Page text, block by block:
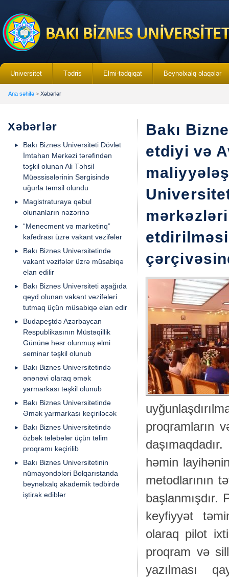
Universitet Tədris Elmi-tədqiqat Beynəlxalq əlaqələr
Ana səhifə > Xəbərlər
Xəbərlər
Bakı Biznes Universiteti Dövlət
İmtahan Mərkəzi tərəfindən
təşkil olunan Ali Təhsil
Müəssisələrinin Sərgisində
uğurla təmsil olundu
Magistraturaya qəbul
olunanların nəzərinə
“Menecment və marketinq”
kafedrası üzrə vakant vəzifələr
Bakı Biznes Universitetində
vakant vəzifələr üzrə müsabiqə
elan edilir
Bakı Biznes Universiteti aşağıda
qeyd olunan vakant vəzifələri
tutmaq üçün müsabiqə elan edir
Budapeştdə Azərbaycan
Respublikasının Müstəqillik
Gününə həsr olunmuş elmi
seminar təşkil olunub
Bakı Biznes Universitetində
ənənəvi olaraq əmək
yarmarkası təşkil olunub
Bakı Biznes Universitetində
Əmək yarmarkası keçiriləcək
Bakı Biznes Universitetində
özbək tələbələr üçün təlim
proqramı keçirilib
Bakı Biznes Universitetinin
nümayəndələri Bolqarıstanda
beynəlxalq akademik tədbirdə
iştirak ediblər
Bakı
etdiyi və
proqramların
həmin
metodlarının
başlanmışdır.
keyfiyyət
olaraq pilot
proqram və
yazılması